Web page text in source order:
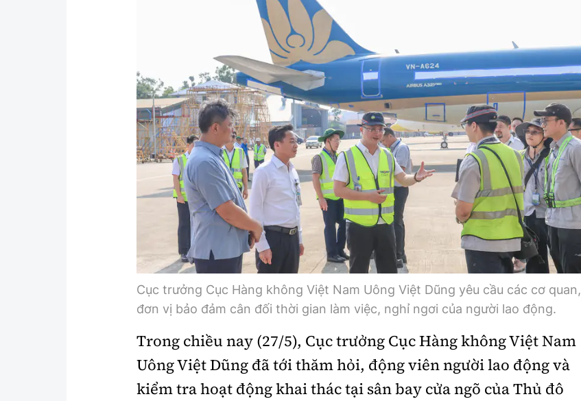
Lao động - Công đoàn
Showbiz
Âm nhạc
Hậu trường sao
360 độ thể thao
AI
Tư vấn
Thời sự Quốc tế
Hồ sơ tài liệu
Thế giới giao thông
Đi ++
Du lịch
Khám phá
Lối sống
Ẩm thực
Video
Thời sự
Khám phá
Camera giao thông
Câu chuyện giao thông
Lăng kính xây dựng
Cục trưởng Cục Hàng không Việt Nam Uông Việt Dũng yêu cầu các cơ quan,
đơn vị bảo đảm cân đối thời gian làm việc, nghỉ ngơi của người lao động.
Trong chiều nay (27/5), Cục trưởng Cục Hàng không Việt Nam
Uông Việt Dũng đã tới thăm hỏi, động viên người lao động và
kiểm tra hoạt động khai thác tại sân bay cửa ngõ của Thủ đô